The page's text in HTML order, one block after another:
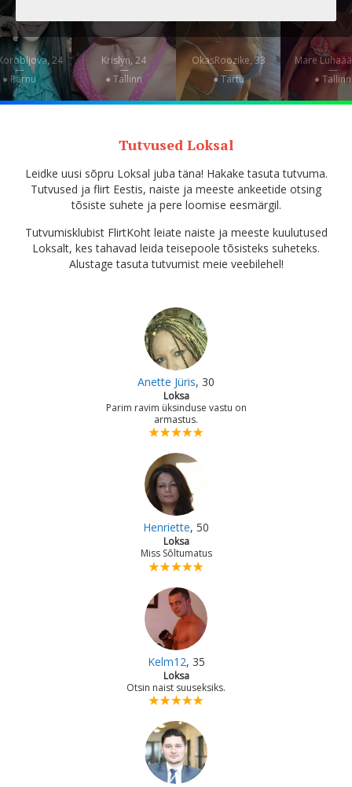
24
—
● Pärnu
Krislyn, 24
—
● Tallinn
OkasRoozike, 33
—
● Tartu
Mare
—
● Tallinn
Tutvused Loksal
Leidke uusi sõpru Loksal juba täna! Hakake tasuta tutvuma.
Tutvused ja flirt Eestis, naiste ja meeste ankeetide otsing
tõsiste suhete ja pere loomise eesmärgil.
Tutvumisklubist FlirtKoht leiate naiste ja meeste kuulutused
Loksalt, kes tahavad leida teisepoole tõsisteks suheteks.
Alustage tasuta tutvumist meie veebilehel!
Anette Jüris, 30
Loksa
Parim ravim üksinduse vastu on
armastus.
Henriette, 50
Loksa
Miss Sõltumatus
Kelm12, 35
Loksa
Otsin naist suuseksiks.